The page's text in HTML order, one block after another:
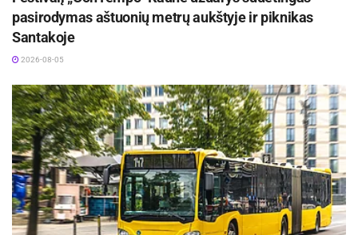
pasirodymas aštuonių metrų aukštyje ir piknikas
Santakoje
2026-08-05